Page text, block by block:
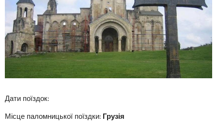
Дати поїздок:
Місце паломницької поїздки: Грузія